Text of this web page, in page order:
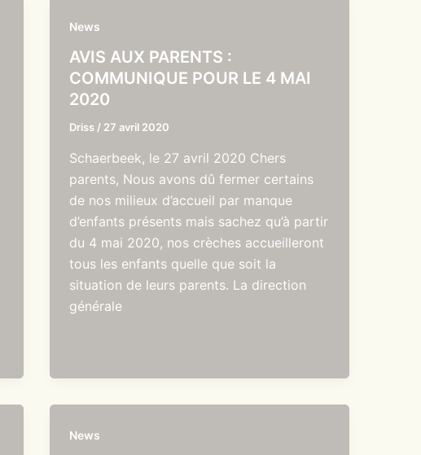
News
AVIS AUX PARENTS :
COMMUNIQUE POUR LE 4 MAI
2020
Driss / 27 avril 2020
Schaerbeek, le 27 avril 2020 Chers
parents, Nous avons dû fermer certains
de nos milieux d’accueil par manque
d’enfants présents mais sachez qu’à partir
du 4 mai 2020, nos crèches accueilleront
tous les enfants quelle que soit la
situation de leurs parents. La direction
générale
News